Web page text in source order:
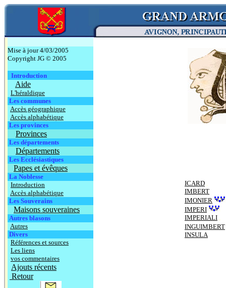
Mise à jour 4/03/2005
Copyright JG © 2005
Introduction
Aide
L'héraldique
Les communes
Accès géographique
Accès alphabétique
Les provinces
Provinces
Les départements
Départements
Les Ecclésiastiques
Papes et évêques
La Noblesse
Introduction
Accès alphabétique
Les Souverains
Maisons souveraines
Autres blasons
Autres
Divers
Références et sources
Les liens
vos commentaires
Ajouts récents
Retour
ICARD ,
IMBERT
IMONIER
IMPERI
IMPERIALI ,
INGUIMBERT
INSULA